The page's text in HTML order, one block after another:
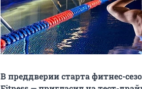
В преддверии старта фитнес-